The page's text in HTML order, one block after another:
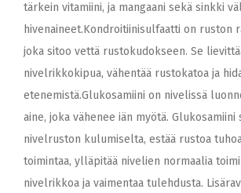
tärkein vitamiini, ja mangaani sekä sinkki
hivenaineet.Kondroitiinisulfaatti on ruston
joka sitoo vettä rustokudokseen. Se
nivelrikkokipua, vähentää rustokatoa ja
etenemistä.Glukosamiini on nivelissä
aine, joka vähenee iän myötä. Glukosamiini
nivelruston kulumiselta, estää rustoa
toimintaa, ylläpitää nivelien normaalia
nivelrikkoa ja vaimentaa tulehdusta.